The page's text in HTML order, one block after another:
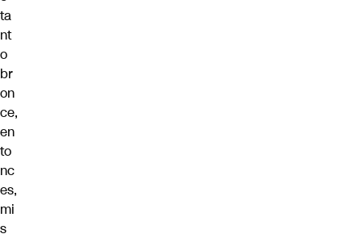
ta
nt
o
br
on
ce,
en
to
nc
es,
mi
s